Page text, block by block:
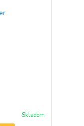
Skladom